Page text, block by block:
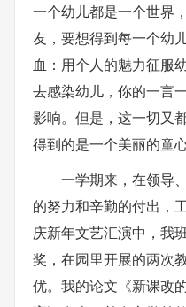
一个幼儿都是一个世界
友，要想得到每一个幼
血：用个人的魅力征服
去感染幼儿，你的一言
影响。但是，这一切又
得到的是一个美丽的童
一学期来，在领导
的努力和辛勤的付出，
庆新年文艺汇演中，我
奖，在园里开展的两次
优。我的论文《新课改